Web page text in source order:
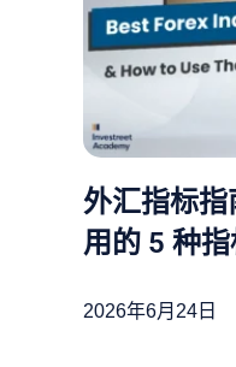
外汇指标
用的 5 种
2026年6月24日